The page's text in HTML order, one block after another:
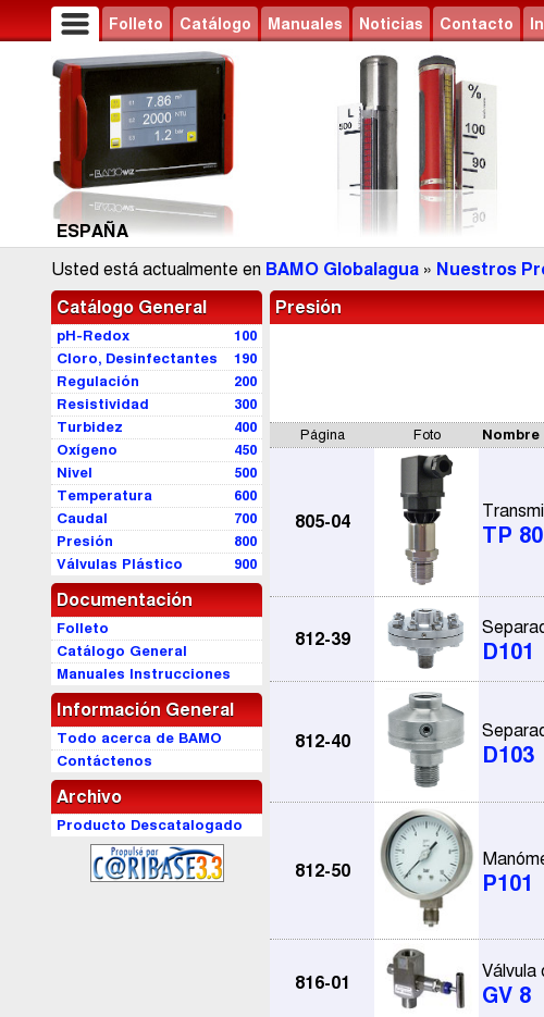
Folleto Catálogo Manuales Noticias Contacto
ESPAÑA
Usted está actualmente en BAMO Globalagua » Nuestros
Catálogo General
100
pH-Redox
190
Cloro, Desinfectantes
200
Regulación
300
Resistividad
400
Turbidez
450
Oxígeno
500
Nivel
600
Temperatura
700
Caudal
800
Presión
900
Válvulas Plástico
Documentación
Folleto
Catálogo General
Manuales Instrucciones
Información General
Todo acerca de BAMO
Contáctenos
Archivo
Producto Descatalogado
Presión
Página Foto
805-04
TP
812-39
D101
812-40
D103
812-50
P101
816-01
Válvula
GV 8